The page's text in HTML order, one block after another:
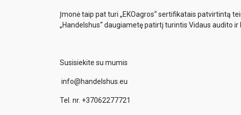
Įmonė taip pat turi „EKOagros“ sertifikatais patvirtintą
„Handelshus“ daugiametę patirtį turintis Vidaus audito ir
Susisiekite su mumis
info@handelshus.eu
Tel. nr. +37062277721